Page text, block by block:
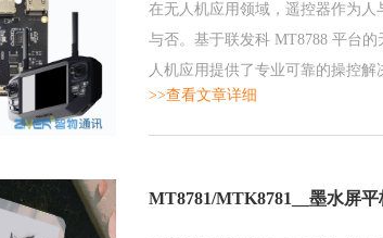
在无人机应用领域，遥控器作为
与否。基于联发科 MT8788 平台
人机应用提供了专业可靠的操控解
>>查看文章详细
MT8781/MTK8781__墨水屏